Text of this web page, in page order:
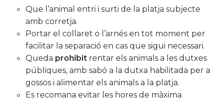
Que l’animal entri i surti de la platja subjecte
amb corretja.
Portar el collaret o l’arnés en tot moment per
facilitar la separació en cas que sigui necessari.
Queda prohibit rentar els animals a les dutxes
públiques, amb sabó a la dutxa habilitada per a
gossos i alimentar els animals a la platja.
Es recomana evitar les hores de màxima